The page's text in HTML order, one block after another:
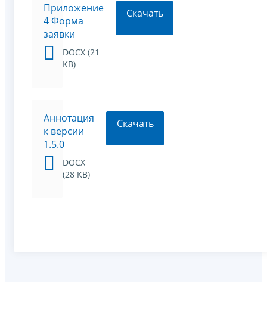
Приложение
4 Форма
заявки
DOCX (21
KB)
Скачать
Аннотация
к версии
1.5.0
DOCX
(28 KB)
Скачать